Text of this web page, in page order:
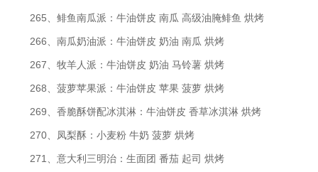
265、鲱鱼南瓜派：牛油饼皮 南瓜 高级油腌鲱鱼 烘烤
266、南瓜奶油派：牛油饼皮 奶油 南瓜 烘烤
267、牧羊人派：牛油饼皮 奶油 马铃薯 烘烤
268、菠萝苹果派：牛油饼皮 苹果 菠萝 烘烤
269、香脆酥饼配冰淇淋：牛油饼皮 香草冰淇淋 烘烤
270、凤梨酥：小麦粉 牛奶 菠萝 烘烤
271、意大利三明治：生面团 番茄 起司 烘烤